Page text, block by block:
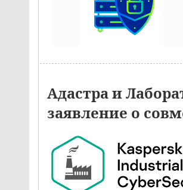
Адастра и
заявление о